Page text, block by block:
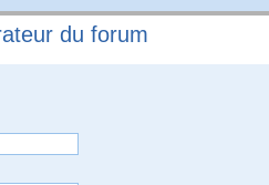
du forum